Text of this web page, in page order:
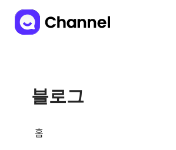
블로그
홈